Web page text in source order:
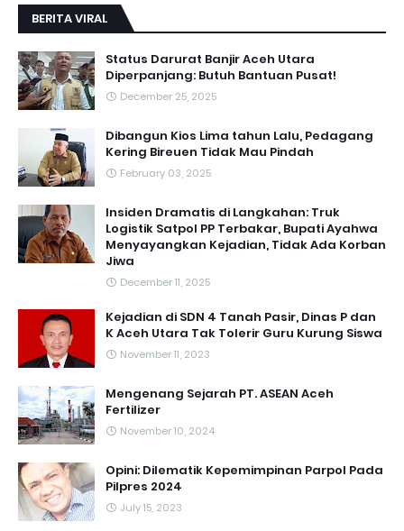
BERITA VIRAL
Status Darurat Banjir Aceh Utara
Diperpanjang: Butuh Bantuan Pusat!
December 25, 2025
Dibangun Kios Lima tahun Lalu, Pedagang
Kering Bireuen Tidak Mau Pindah
February 03, 2025
Insiden Dramatis di Langkahan: Truk
Logistik Satpol PP Terbakar, Bupati Ayahwa
Menyayangkan Kejadian, Tidak Ada Korban
Jiwa
December 11, 2025
Kejadian di SDN 4 Tanah Pasir, Dinas P dan
K Aceh Utara Tak Tolerir Guru Kurung Siswa
November 11, 2023
Mengenang Sejarah PT. ASEAN Aceh
Fertilizer
November 10, 2024
Opini: Dilematik Kepemimpinan Parpol Pada
Pilpres 2024
July 15, 2023